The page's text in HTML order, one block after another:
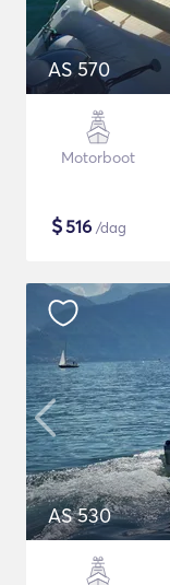
AS 570
Motorboot
$516 /dag
AS 530